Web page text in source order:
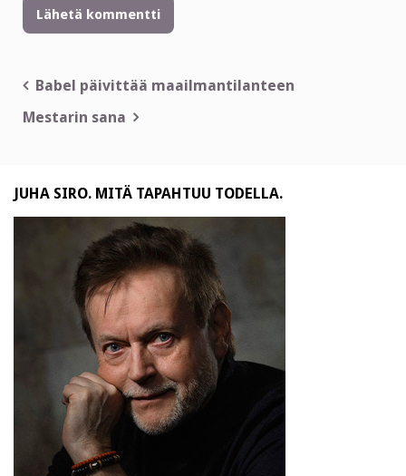
Artikkelien
selaus
Babel päivittää maailmantilanteen
Mestarin sana
JUHA SIRO. MITÄ TAPAHTUU TODELLA.